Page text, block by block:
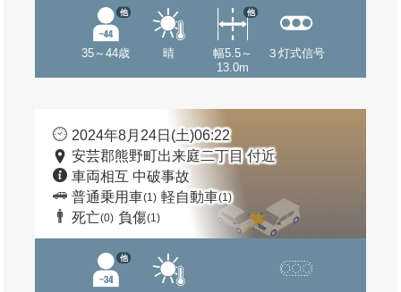
35～44歳
他
晴
幅5.5～
13.0m
他
３灯式信号
2024年8月24日(土)06:22
安芸郡熊野町出来庭二丁目 付近
車両相互 中破事故
普通乗用車(1) 軽自動車(1)
死亡(0) 負傷(1)
他